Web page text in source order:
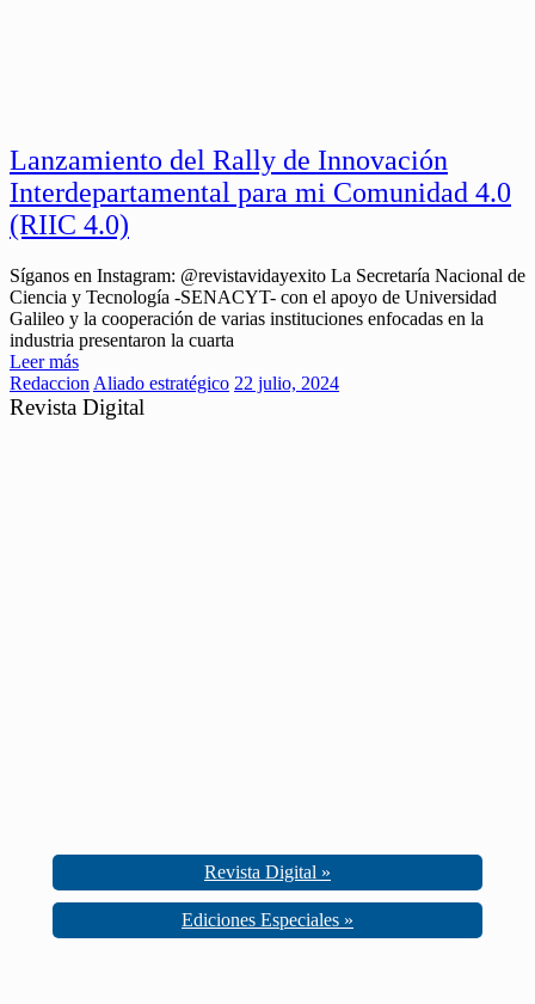
Lanzamiento del Rally de Innovación
Interdepartamental para mi Comunidad 4.0
(RIIC 4.0)
Síganos en Instagram: @revistavidayexito La Secretaría Nacional de
Ciencia y Tecnología -SENACYT- con el apoyo de Universidad
Galileo y la cooperación de varias instituciones enfocadas en la
industria presentaron la cuarta
Leer más
Redaccion Aliado estratégico 22 julio, 2024
Revista Digital
Revista Digital »
Ediciones Especiales »